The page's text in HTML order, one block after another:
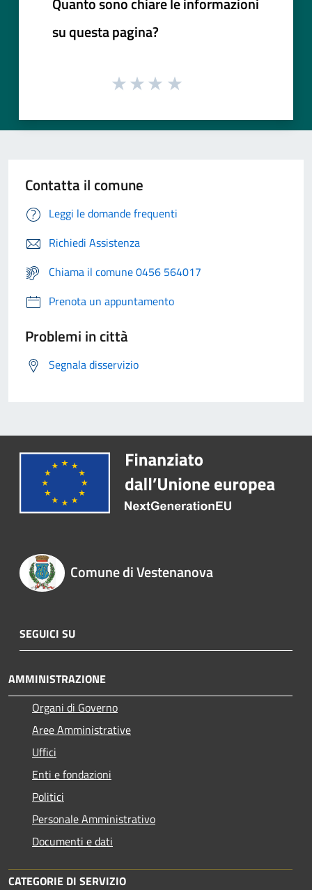
su questa pagina?
Contatta il comune
Leggi le domande frequenti
Richiedi Assistenza
Chiama il comune 0456 564017
Prenota un appuntamento
Problemi in città
Segnala disservizio
Comune di Vestenanova
SEGUICI SU
AMMINISTRAZIONE
Organi di Governo
Aree Amministrative
Uffici
Enti e fondazioni
Politici
Personale Amministrativo
Documenti e dati
CATEGORIE DI SERVIZIO